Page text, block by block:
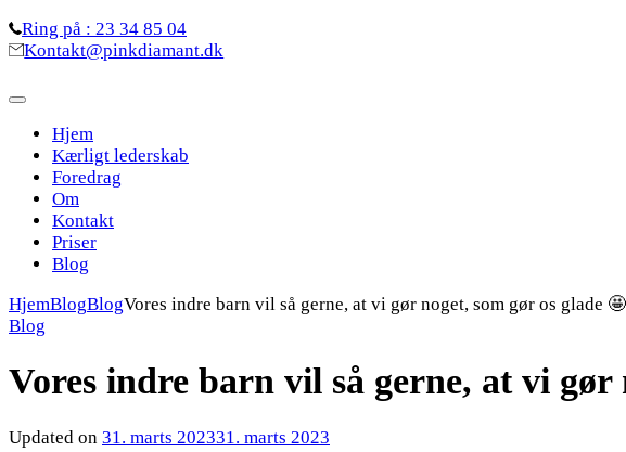
Ring på : 23 34 85 04
Kontakt@pinkdiamant.dk
Hjem
Kærligt lederskab
Foredrag
Om
Kontakt
Priser
Blog
HjemBlogBlogVores indre barn vil så gerne, at vi gør noget, som gør os glade 🤩
Blog
Vores indre barn vil så gerne, at vi gør
Updated on 31. marts 202331. marts 2023